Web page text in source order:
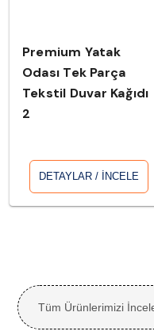
Premium Yatak
Odası Tek Parça
Tekstil Duvar Kağıdı
2
DETAYLAR / İNCELE
Tüm Ürünlerimizi